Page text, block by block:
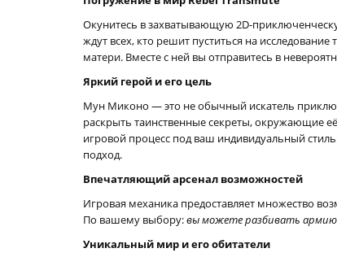
Окунитесь в захватывающую 2D-
ждут всех, кто решит пуститься на
матери. Вместе с ней вы отправитесь в
Яркий герой и его цель
Мун Миконо — это не обычный искатель
раскрыть таинственные секреты, окружающие
игровой процесс под ваш индивидуальный
подход.
Впечатляющий арсенал возможностей
Игровая механика предоставляет множество
По вашему выбору:вы можете разбивать армию
Уникальный мир и его обитатели